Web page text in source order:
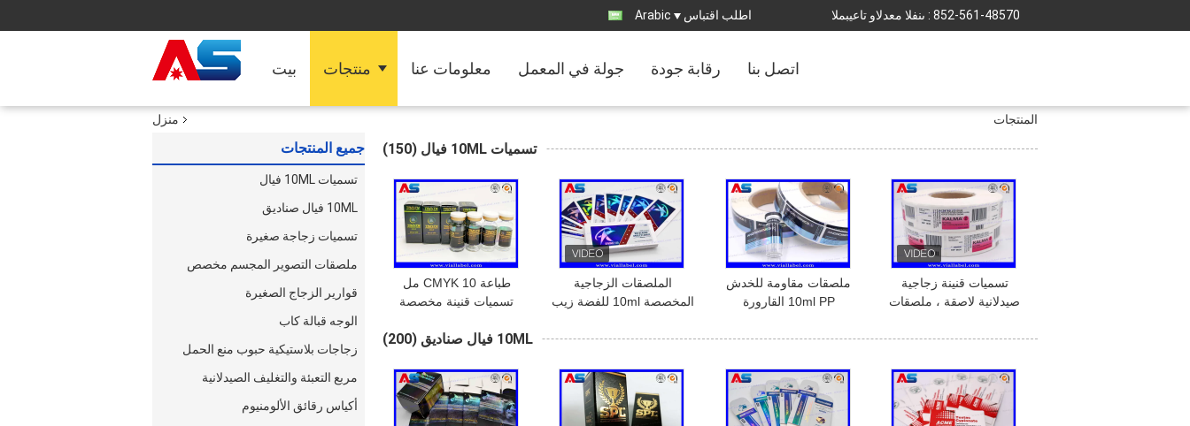
المبيعات والدعم الفنى : 852-561-48570 اطلب اقتباس Arabic
بيت منتجات معلومات عنا جولة في المعمل رقابة جودة اتصل بنا
منزل المنتجات
جميع المنتجات
تسميات 10ML فيال
10ML فيال صناديق
تسميات زجاجة صغيرة
ملصقات التصوير المجسم مخصص
قوارير الزجاج الصغيرة
الوجه قبالة كاب
زجاجات بلاستيكية حبوب منع الحمل
مربع التعبئة والتغليف الصيدلانية
أكياس رقائق الألومنيوم
تسميات 10ML فيال (150)
طباعة CMYK 10 مل
تسميات قنينة مخصصة
الملصقات الزجاجية
المخصصة 10ml للفضة زيب
ملصقات مقاومة للخدش
10ml PP القارورة
والحاويات
تسميات قنينة زجاجية
صيدلانية لاصقة ، ملصقات
طباعة مخصصة
10ML فيال صناديق (200)